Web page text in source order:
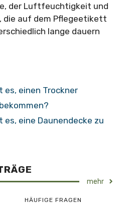
der Luftfeuchtigkeit und
die auf dem Pflegeetikett
lange dauern
es, einen Trockner
es, eine Daunendecke zu
mehr
HÄUFIGE FRAGEN